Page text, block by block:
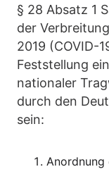
§ 28 Absatz 1
der
2019 (COVID-
Feststellung
nationaler
durch den
sein:
Anordnung